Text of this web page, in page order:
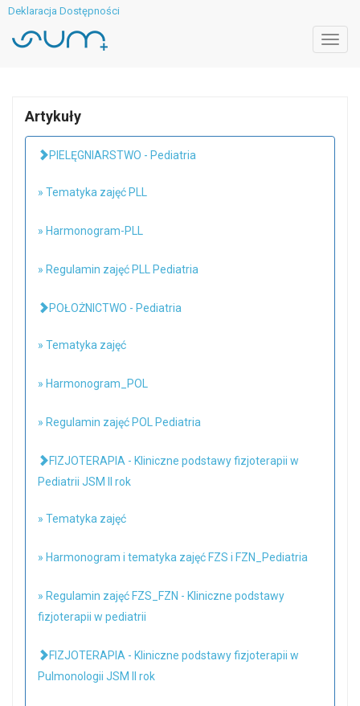
Deklaracja Dostępności
Artykuły
PIELĘGNIARSTWO - Pediatria
» Tematyka zajęć PLL
» Harmonogram-PLL
» Regulamin zajęć PLL Pediatria
POŁOŻNICTWO - Pediatria
» Tematyka zajęć
» Harmonogram_POL
» Regulamin zajęć POL Pediatria
FIZJOTERAPIA - Kliniczne podstawy fizjoterapii w
Pediatrii JSM II rok
» Tematyka zajęć
» Harmonogram i tematyka zajęć FZS i FZN_Pediatria
» Regulamin zajęć FZS_FZN - Kliniczne podstawy
fizjoterapii w pediatrii
FIZJOTERAPIA - Kliniczne podstawy fizjoterapii w
Pulmonologii JSM II rok